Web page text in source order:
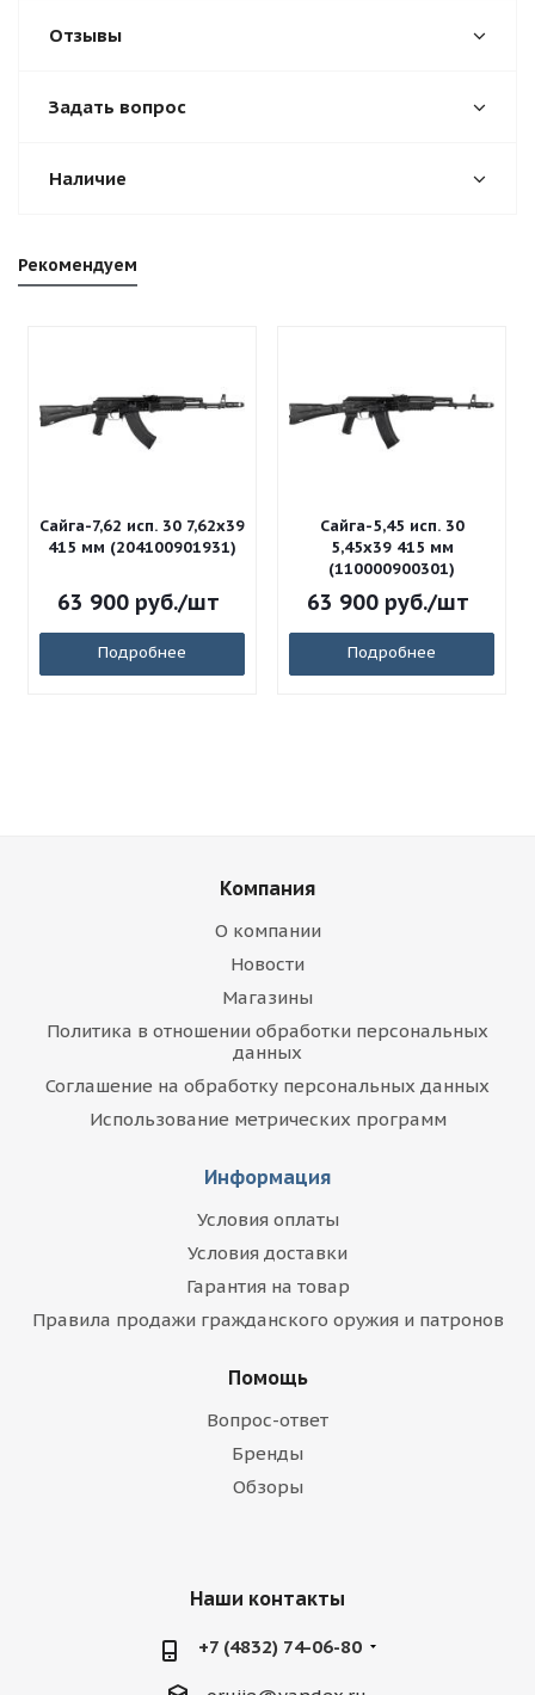
Отзывы
Задать вопрос
Наличие
Рекомендуем
Сайга-7,62 исп. 30 7,62x39
415 мм (204100901931)
63 900руб./шт
Подробнее
Сайга-5,45 исп. 30
5,45x39 415 мм
(110000900301)
63 900руб./шт
Подробнее
Компания
О компании
Новости
Магазины
Политика в отношении обработки персональных
данных
Соглашение на обработку персональных данных
Использование метрических программ
Информация
Условия оплаты
Условия доставки
Гарантия на товар
Правила продажи гражданского оружия и патронов
Помощь
Вопрос-ответ
Бренды
Обзоры
Наши контакты
+7 (4832) 74-06-80